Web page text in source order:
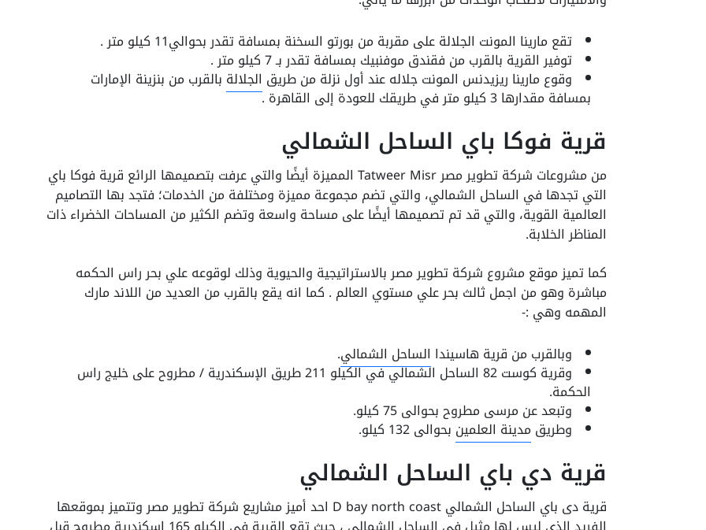
تقع مارينا المونت الجلالة على مقربة من بورتو السخنة بمسافة تقدر بحوالي11 كيلو متر .
توفير القرية بالقرب من فقندق موفنبيك بمسافة تقدر بـ 7 كيلو متر .
وقوع مارينا ريزيدنس المونت جلاله عند أول نزلة من طريق الجلالة بالقرب من بنزينة الإمارات
بمسافة مقدارها 3 كيلو متر في طريقك للعودة إلى القاهرة .
قرية فوكا باي الساحل الشمالي
من مشروعات شركة تطوير مصر Tatweer Misr المميزة أيضًا والتي عرفت بتصميمها الرائع قرية فوكا باي
التي تجدها في الساحل الشمالي، والتي تضم مجموعة مميزة ومختلفة من الخدمات؛ فتجد بها التصاميم
العالمية القوية، والتي قد تم تصميمها أيضًا على مساحة واسعة وتضم الكثير من المساحات الخضراء ذات
المناظر الخلابة.
كما تميز موقع مشروع شركة تطوير مصر بالاستراتيجية والحيوية وذلك لوقوعه علي بحر راس الحكمه
مباشرة وهو من اجمل ثالث بحر علي مستوي العالم . كما انه يقع بالقرب من العديد من اللاند مارك
المهمه وهي :-
وبالقرب من قرية هاسيندا الساحل الشمالي.
وقرية كوست 82 الساحل الشمالي في الكيلو 211 طريق الإسكندرية / مطروح على خليج راس
الحكمة.
وتبعد عن مرسى مطروح بحوالى 75 كيلو.
وطريق مدينة العلمين بحوالى 132 كيلو.
قرية دي باي الساحل الشمالي
قرية دى باي الساحل الشمالي D bay north coast احد أميز مشاريع شركة تطوير مصر وتتميز بموقعها